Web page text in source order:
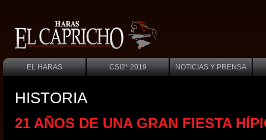
EL HARAS CSI2* 2019 NOTICIAS Y PRENSA
HISTORIA
21 AÑOS DE UNA GRAN FIESTA